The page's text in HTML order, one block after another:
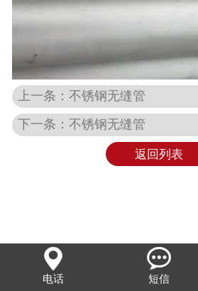
上一条：不锈钢无缝管
下一条：不锈钢无缝管
返回列表

电话

短信